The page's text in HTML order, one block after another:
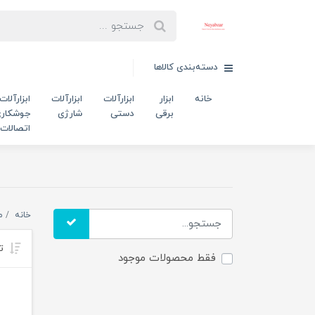
دسته‌بندی کالاها
خانه
ابزار
برقی
ابزارآلات
دستی
ابزارآلات
شارژی
ابزارآلات
اتصالات
فقط محصولات موجود
خانه